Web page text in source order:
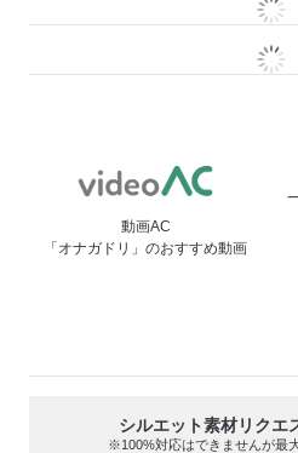
動画AC
「オナガドリ」のおすすめ動画
シルエット素材リクエ
※100%対応はできませんが最